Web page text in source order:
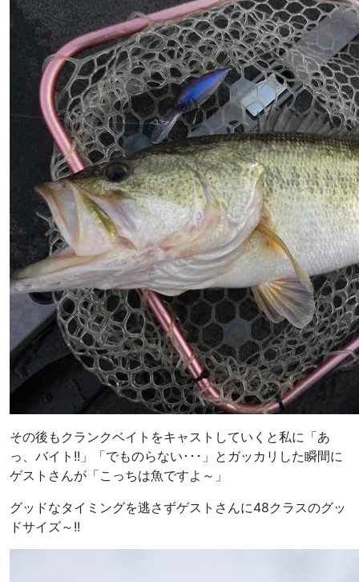
その後もクランクベイトをキャストしていくと私に「あ
っ、バイト!!」「でものらない･･･」とガッカリした瞬間に
ゲストさんが「こっちは魚ですよ～」
グッドなタイミングを逃さずゲストさんに48クラスのグッ
ドサイズ～!!